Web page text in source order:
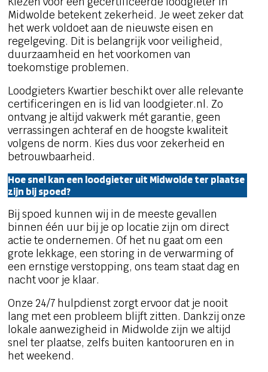
Midwolde betekent zekerheid. Je weet zeker dat
het werk voldoet aan de nieuwste eisen en
regelgeving. Dit is belangrijk voor veiligheid,
duurzaamheid en het voorkomen van
toekomstige problemen.
Loodgieters Kwartier beschikt over alle relevante
certificeringen en is lid van loodgieter.nl. Zo
ontvang je altijd vakwerk mét garantie, geen
verrassingen achteraf en de hoogste kwaliteit
volgens de norm. Kies dus voor zekerheid en
betrouwbaarheid.
Hoe snel kan een loodgieter uit Midwolde ter plaatse
zijn bij spoed?
Bij spoed kunnen wij in de meeste gevallen
binnen één uur bij je op locatie zijn om direct
actie te ondernemen. Of het nu gaat om een
grote lekkage, een storing in de verwarming of
een ernstige verstopping, ons team staat dag en
nacht voor je klaar.
Onze 24/7 hulpdienst zorgt ervoor dat je nooit
lang met een probleem blijft zitten. Dankzij onze
lokale aanwezigheid in Midwolde zijn we altijd
snel ter plaatse, zelfs buiten kantooruren en in
het weekend.